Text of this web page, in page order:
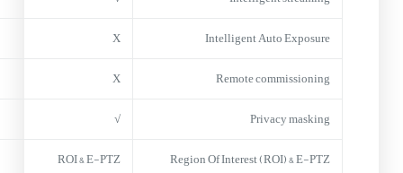
Intelligent Auto Exposure
X
Remote commissioning
X
Privacy masking
√
Region Of Interest (ROI) & E-PTZ
ROI & E-PTZ